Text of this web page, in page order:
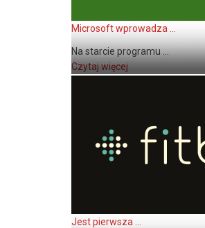
Microsoft wprowadza ...
Na starcie programu ...
Czytaj więcej
Jest pierwsza ...